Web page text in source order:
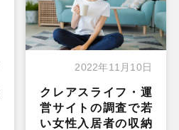
2022年11月10日
クレアスライフ・運
営サイトの調査で若
い女性入居者の収納